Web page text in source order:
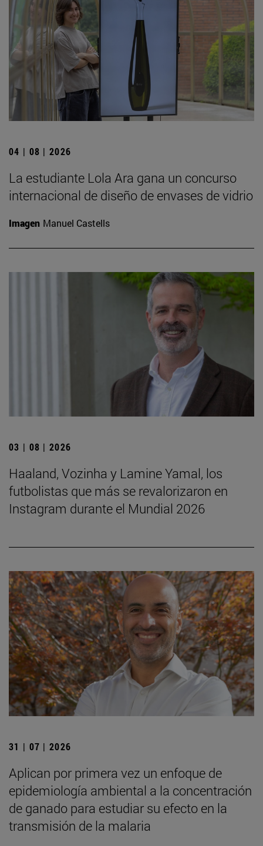
04 | 08 | 2026
La estudiante Lola Ara gana un concurso
internacional de diseño de envases de vidrio
Imagen Manuel Castells
03 | 08 | 2026
Haaland, Vozinha y Lamine Yamal, los
futbolistas que más se revalorizaron en
Instagram durante el Mundial 2026
31 | 07 | 2026
Aplican por primera vez un enfoque de
epidemiología ambiental a la concentración
de ganado para estudiar su efecto en la
transmisión de la malaria